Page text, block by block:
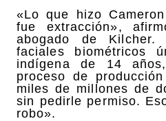
«Lo que hizo
fue extracción»,
abogado de Kilcher.
faciales biométricos
indígena de 14
proceso de
miles de millones de
sin pedirle permiso.
robo».